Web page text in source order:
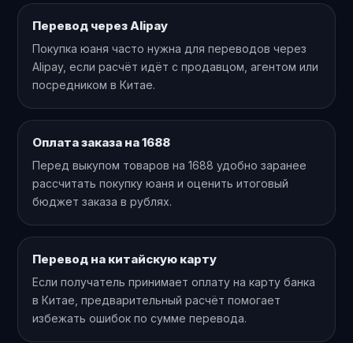
Перевод через Alipay
Покупка юаня часто нужна для переводов через
Alipay, если расчёт идёт с продавцом, агентом или
посредником в Китае.
Оплата заказа на 1688
Перед выкупом товаров на 1688 удобно заранее
рассчитать покупку юаня и оценить итоговый
бюджет заказа в рублях.
Перевод на китайскую карту
Если получатель принимает оплату на карту банка
в Китае, предварительный расчёт помогает
избежать ошибок по сумме перевода.